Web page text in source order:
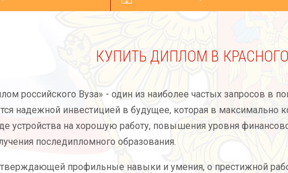
КУПИТЬ ДИПЛОМ В
российского Вуза» - один из наиболее частых запросов в
надежной инвестицией в будущее, которая в максимально
устройства на хорошую работу, повышения уровня
последипломного образования.
профильные навыки и умения, о престижной